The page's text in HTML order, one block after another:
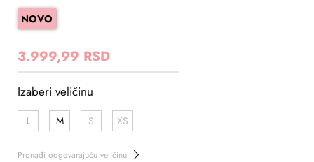
NOVO
3.999,99 RSD
Izaberi veličinu
L M S XS
Pronađi odgovarajuću veličinu